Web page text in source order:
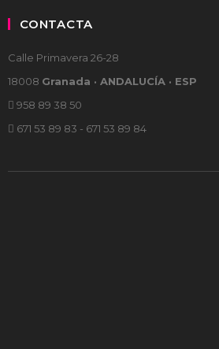
CONTACTA
Calle Primavera 26-28
18008 Granada · ANDALUCÍA · ESP
958 89 38 50
671 53 89 83 - 671 53 89 84